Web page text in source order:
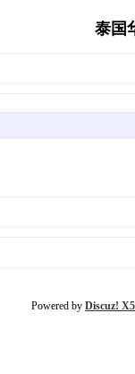
泰国
Powered by Discuz!